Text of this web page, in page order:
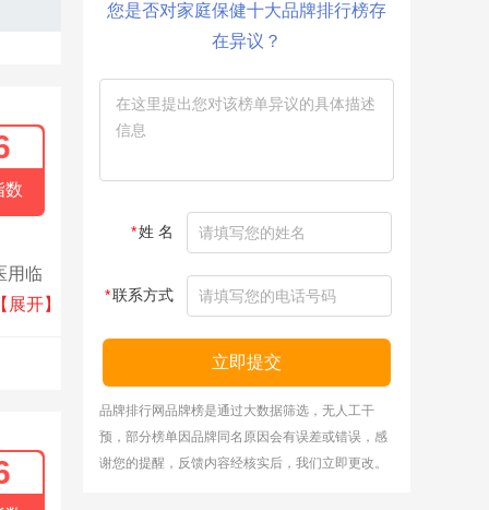
数
用临
最丰
【展开】
您是否对家庭保健十大品牌排行榜存
在异议？
*姓 名
*联系方式
立即提交
品牌排行网品牌榜是通过大数据筛选，无人工干
预，部分榜单因品牌同名原因会有误差或错误，感
谢您的提醒，反馈内容经核实后，我们立即更改。